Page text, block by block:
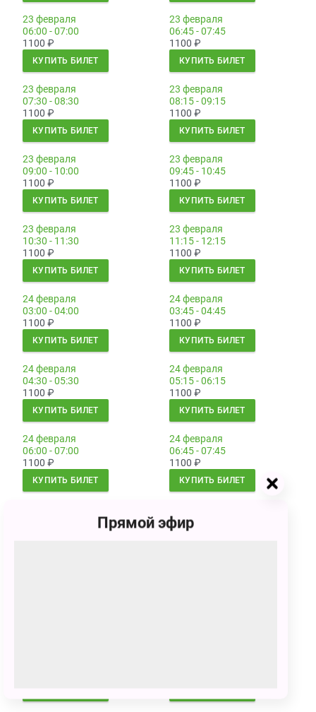
23 февраля
06:00 - 07:00
1100 ₽
КУПИТЬ БИЛЕТ
23 февраля
06:45 - 07:45
1100 ₽
КУПИТЬ БИЛЕТ
23 февраля
07:30 - 08:30
1100 ₽
КУПИТЬ БИЛЕТ
23 февраля
08:15 - 09:15
1100 ₽
КУПИТЬ БИЛЕТ
23 февраля
09:00 - 10:00
1100 ₽
КУПИТЬ БИЛЕТ
23 февраля
09:45 - 10:45
1100 ₽
КУПИТЬ БИЛЕТ
23 февраля
10:30 - 11:30
1100 ₽
КУПИТЬ БИЛЕТ
23 февраля
11:15 - 12:15
1100 ₽
КУПИТЬ БИЛЕТ
24 февраля
03:00 - 04:00
1100 ₽
КУПИТЬ БИЛЕТ
24 февраля
03:45 - 04:45
1100 ₽
КУПИТЬ БИЛЕТ
24 февраля
04:30 - 05:30
1100 ₽
КУПИТЬ БИЛЕТ
24 февраля
05:15 - 06:15
1100 ₽
КУПИТЬ БИЛЕТ
24 февраля
06:00 - 07:00
1100 ₽
КУПИТЬ БИЛЕТ
24 февраля
06:45 - 07:45
1100 ₽
КУПИТЬ БИЛЕТ
08:15 - 09:15
1100
Прямой эфир